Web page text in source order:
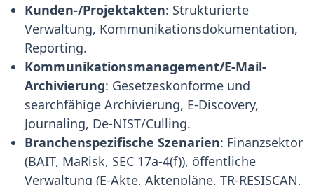
Kunden-/Projektakten: Strukturierte
Verwaltung, Kommunikationsdokumentation,
Reporting.
Kommunikationsmanagement/E-Mail-
Archivierung: Gesetzeskonforme und
searchfähige Archivierung, E-Discovery,
Journaling, De-NIST/Culling.
Branchenspezifische Szenarien: Finanzsektor
(BAIT, MaRisk, SEC 17a-4(f)), öffentliche
Verwaltung (E-Akte, Aktenpläne, TR-RESISCAN,